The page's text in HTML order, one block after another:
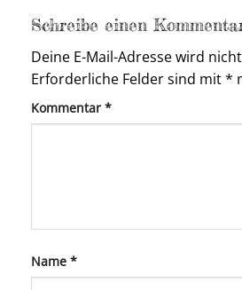
Schreibe einen
Deine E-Mail-Adresse wird
Erforderliche Felder sind mit*
Kommentar *
Name *